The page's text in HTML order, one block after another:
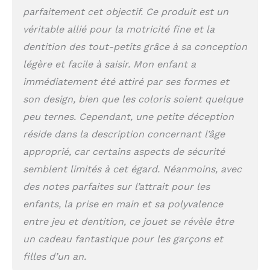
coordination œil-main
et la motricité fine.
Polyvalente】 Ces bébés
Montessori sont légers
pour une utilisation en
déplacement. Ils se
fixent facilement à un
poussette ou une
chaise haute pour un
divertissement
constant. 【Compagnon
de Voyage Parfait】Ce
jouet à cordon est léger
pour les distraire lors
de longs voyages, de
parfaitement cet objectif. Ce produit est un
véritable allié pour la motricité fine et la
dentition des tout-petits grâce à sa conception
légère et facile à saisir. Mon enfant a
immédiatement été attiré par ses formes et
son design, bien que les coloris soient quelque
peu ternes. Cependant, une petite déception
réside dans la description concernant l’âge
approprié, car certains aspects de sécurité
semblent limités à cet égard. Néanmoins, avec
des notes parfaites sur l’attrait pour les
enfants, la prise en main et sa polyvalence
entre jeu et dentition, ce jouet se révèle être
un cadeau fantastique pour les garçons et
filles d’un an.